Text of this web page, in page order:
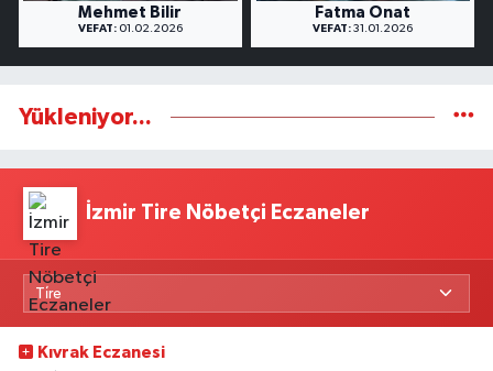
Mehmet Bilir
VEFAT:01.02.2026
Fatma Onat
VEFAT: 31.01.2026
Yükleniyor...
İzmir Tire Nöbetçi Eczaneler
Kıvrak Eczanesi